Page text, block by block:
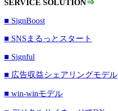
SERVICE SOLUTION⇒
■ SignBoost
■ SNSまるっとスタート
■ Signful
■ 広告収益シェアリングモデル
■ win-winモデル